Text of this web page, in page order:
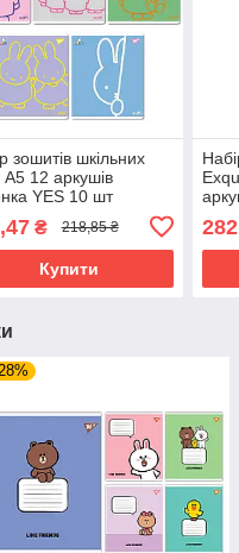
зошитів шкільних
А5 12 аркушів
YES 10 шт
₴ 218,85 ₴
Купити